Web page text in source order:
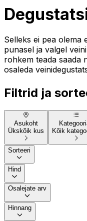
Selleks ei pea olema
punasel ja valgel
rohkem teada saada
osaleda
Filtrid ja
Asukoht
Ükskõik kus
Kõik
Sorteeri
Hind
Osalejate arv
Hinnang